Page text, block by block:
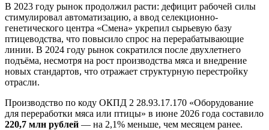
В 2023 году рынок продолжил расти: дефицит рабочей силы
стимулировал автоматизацию, а ввод селекционно-
генетического центра «Смена» укрепил сырьевую базу
птицеводства, что повысило спрос на перерабатывающие
линии. В 2024 году рынок сократился после двухлетнего
подъёма, несмотря на рост производства мяса и внедрение
новых стандартов, что отражает структурную перестройку
отрасли.
Производство по коду ОКПД 2 28.93.17.170 «Оборудование
для переработки мяса или птицы» в июне 2026 года составило
220,7 млн рублей — на 2,1% меньше, чем месяцем ранее.